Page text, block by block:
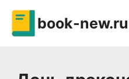
Перейти
содержимому
book-new.ru